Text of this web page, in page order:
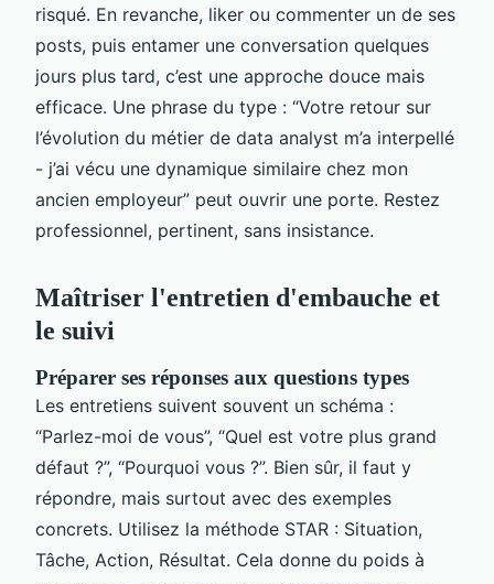
risqué. En revanche, liker ou commenter un de ses
posts, puis entamer une conversation quelques
jours plus tard, c’est une approche douce mais
efficace. Une phrase du type : “Votre retour sur
l’évolution du métier de data analyst m’a interpellé
- j’ai vécu une dynamique similaire chez mon
ancien employeur” peut ouvrir une porte. Restez
professionnel, pertinent, sans insistance.
Maîtriser l'entretien d'embauche et
le suivi
Préparer ses réponses aux questions types
Les entretiens suivent souvent un schéma :
“Parlez-moi de vous”, “Quel est votre plus grand
défaut ?”, “Pourquoi vous ?”. Bien sûr, il faut y
répondre, mais surtout avec des exemples
concrets. Utilisez la méthode STAR : Situation,
Tâche, Action, Résultat. Cela donne du poids à